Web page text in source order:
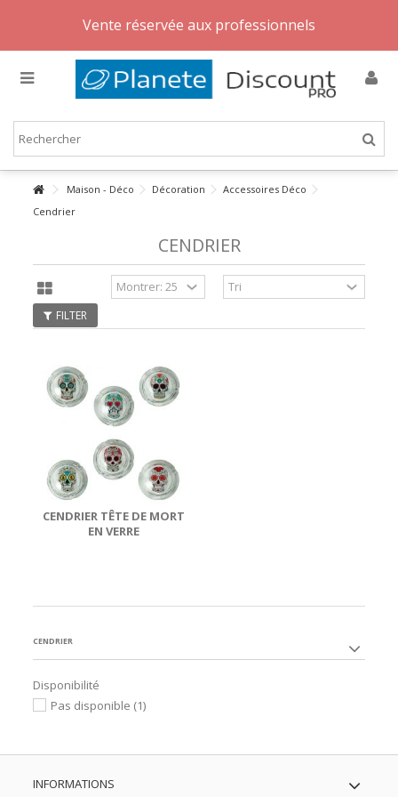
Vente réservée aux professionnels
Maison - Déco Décoration
Accessoires Déco
Cendrier
CENDRIER
FILTER
CENDRIER TÊTE DE MORT
EN VERRE
CENDRIER
Disponibilité
Pas disponible (1)
INFORMATIONS